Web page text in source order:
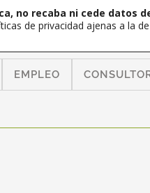
EMPLEO
no recaba ni cede datos
de privacidad ajenas a la